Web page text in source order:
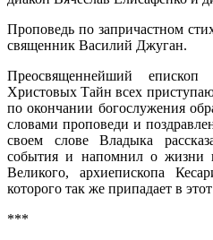
Проповедь по запричастном
священник Василий Джуган.
Преосвященнейший
Христовых Тайн всех
по окончании богослужения
словами проповеди и
своем слове Владыка
события и напомнил о жизни
Великого, архиепископа
которого так же припадает в
***